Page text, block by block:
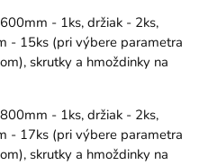
- 1ks, držiak - 2ks,
- 15ks (pri výbere parametra
skrutky a hmoždinky na
- 1ks, držiak - 2ks,
- 17ks (pri výbere parametra
skrutky a hmoždinky na